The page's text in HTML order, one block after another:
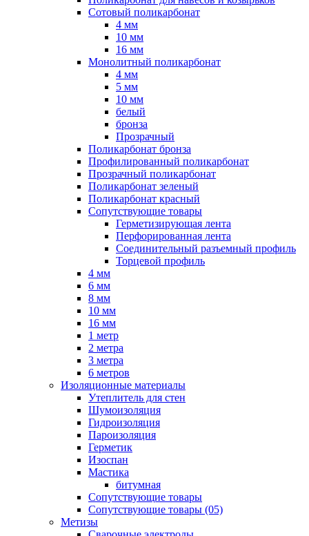
Сотовый поликарбонат
4 мм
10 мм
16 мм
Монолитный поликарбонат
4 мм
5 мм
10 мм
белый
бронза
Прозрачный
Поликарбонат бронза
Профилированный поликарбонат
Прозрачный поликарбонат
Поликарбонат зеленый
Поликарбонат красный
Сопутствующие товары
Герметизирующая лента
Перфорированная лента
Соединительный разъемный профиль
Торцевой профиль
4 мм
6 мм
8 мм
10 мм
16 мм
1 метр
2 метра
3 метра
6 метров
Изоляционные материалы
Утеплитель для стен
Шумоизоляция
Гидроизоляция
Пароизоляция
Герметик
Изоспан
Мастика
битумная
Сопутствующие товары
Сопутствующие товары (05)
Метизы